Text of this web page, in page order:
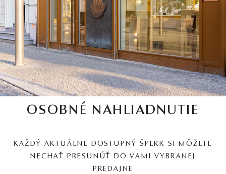
OSOBNÉ NAHLIADNUTIE
KAŽDÝ AKTUÁLNE DOSTUPNÝ ŠPERK SI MÔŽETE
NECHAŤ PRESUNÚŤ DO VAMI VYBRANEJ
PREDAJNE